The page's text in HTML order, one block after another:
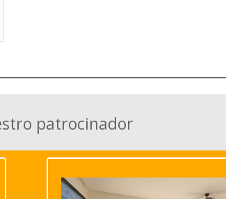
patrocinador